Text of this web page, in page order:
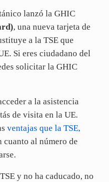
lanzó la GHIC
, una nueva tarjeta de
a la TSE que
Si eres ciudadano del
solicitar la GHIC
a la asistencia
de visita en la UE.
ventajas que la TSE,
cuanto al número de
y no ha caducado, no